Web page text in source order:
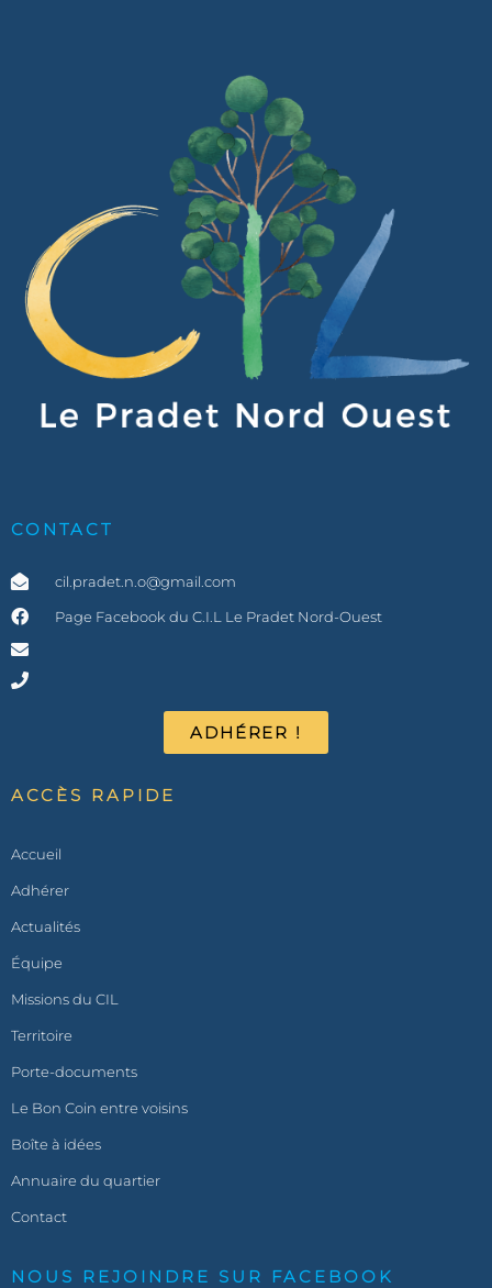
CONTACT
cil.pradet.n.o@gmail.com
Page Facebook du C.I.L Le Pradet Nord-Ouest
ADHÉRER !
ACCÈS RAPIDE
Accueil
Adhérer
Actualités
Équipe
Missions du CIL
Territoire
Porte-documents
Le Bon Coin entre voisins
Boîte à idées
Annuaire du quartier
Contact
NOUS REJOINDRE SUR FACEBOOK